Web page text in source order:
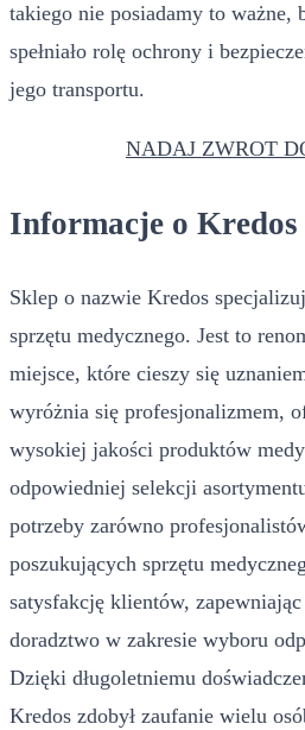
takiego nie posiadamy to ważne,
spełniało rolę ochrony i
jego transportu.
NADAJ ZWROT
Informacje o Kredos
Sklep o nazwie Kredos
sprzętu medycznego. Jest to
miejsce, które cieszy się
wyróżnia się profesjonalizmem,
wysokiej jakości produktów
odpowiedniej selekcji
potrzeby zarówno
poszukujących sprzętu
satysfakcję klientów, zapewniając
doradztwo w zakresie wyboru
Dzięki długoletniemu
Kredos zdobył zaufanie wielu